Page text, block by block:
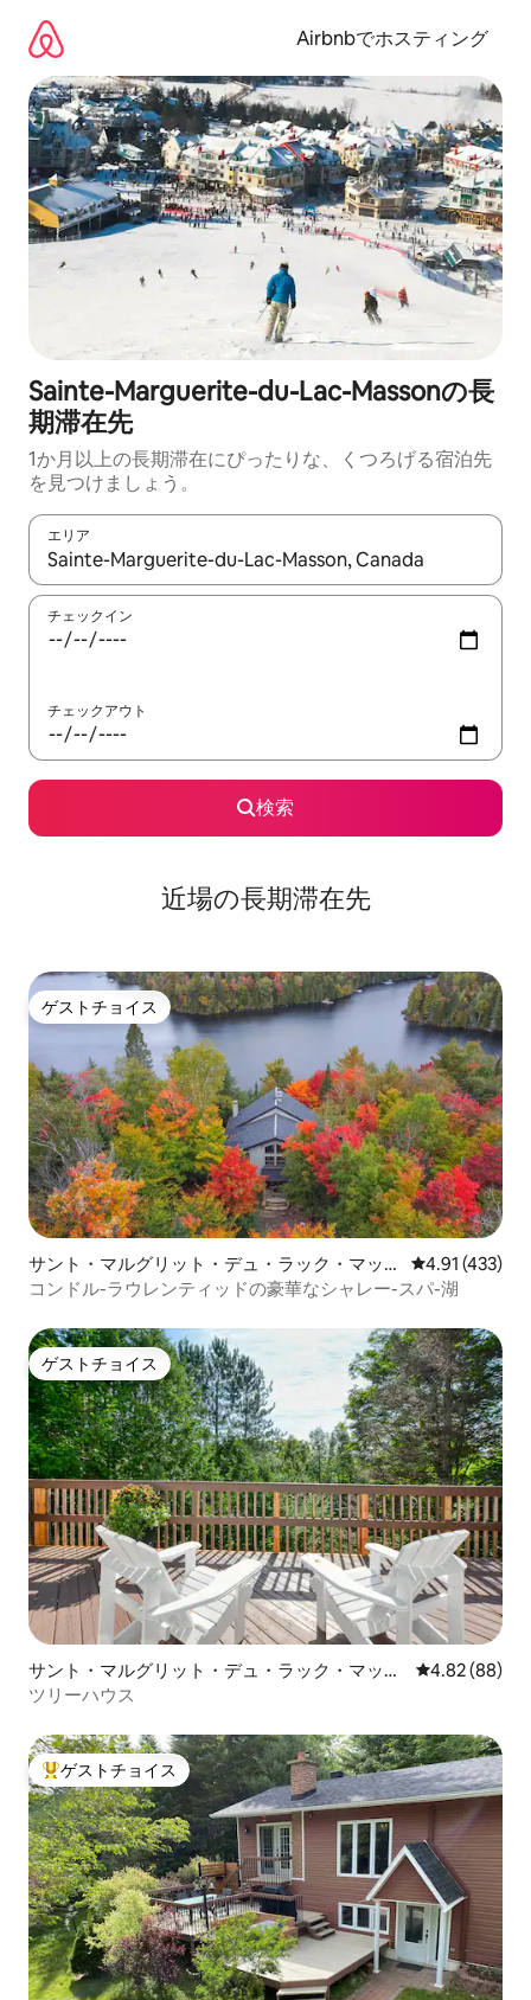
Airbnbでホスティング
Sainte-Marguerite-du-Lac-Massonの長
期滞在先
1か月以上の長期滞在にぴったりな、くつろげる宿泊先
を見つけましょう。
エリア
検索結果が表示されたら、上下の矢印キーを使って移動するか
チェックイン
チェックアウト
検索
近場の長期滞在先
ゲストチョイス
ゲストチョイス
サント・マルグリット・デュ・ラック・マッソ
ンのシャレー
レビュー433
4.91 (433)
コンドル-ラウレンティッドの豪華なシャレー-スパ-湖
ゲストチョイス
ゲストチョイス
サント・マルグリット・デュ・ラック・マッソ
ンの一軒家
レビュー88
4.82 (88)
ツリーハウス
大好評のゲストチョイスです。
ゲストチョイス